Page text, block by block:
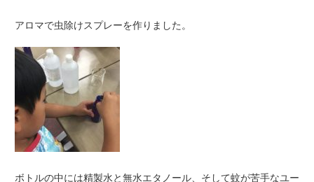
アロマで虫除けスプレーを作りました。
ボトルの中には精製水と無水エタノール、そして蚊が苦手なユー